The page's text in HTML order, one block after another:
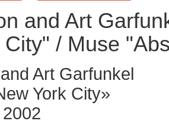
and Art
City" / Muse
Art Garfunkel
York City»